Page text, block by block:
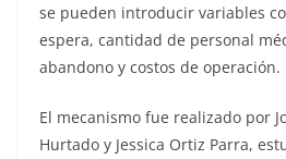
se pueden introducir variables
espera, cantidad de personal
abandono y costos de operación.
El mecanismo fue realizado por
Hurtado y Jessica Ortiz Parra,